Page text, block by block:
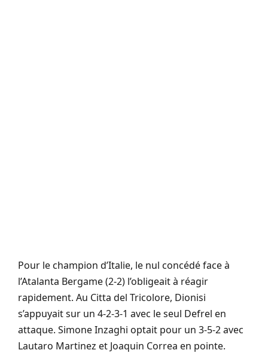
Pour le champion d’Italie, le nul concédé face à
l’Atalanta Bergame (2-2) l’obligeait à réagir
rapidement. Au Citta del Tricolore, Dionisi
s’appuyait sur un 4-2-3-1 avec le seul Defrel en
attaque. Simone Inzaghi optait pour un 3-5-2 avec
Lautaro Martinez et Joaquin Correa en pointe.